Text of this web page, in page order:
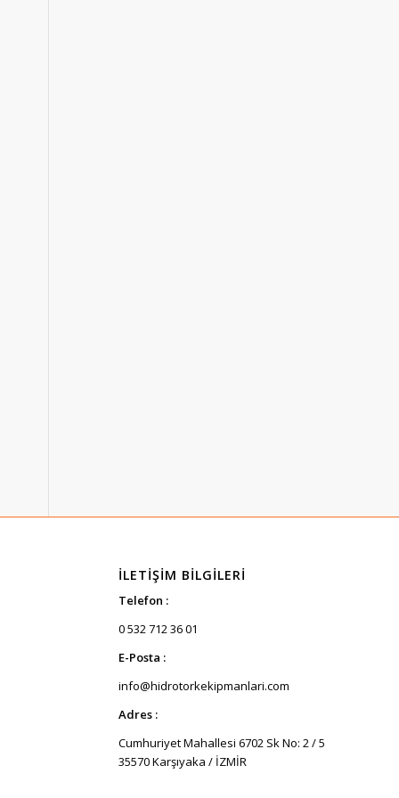
İLETIŞIM BILGILERI
Telefon :
0 532 712 36 01
E-Posta :
info@hidrotorkekipmanlari.com
Adres :
Cumhuriyet Mahallesi 6702 Sk No: 2 / 5
35570 Karşıyaka / İZMİR